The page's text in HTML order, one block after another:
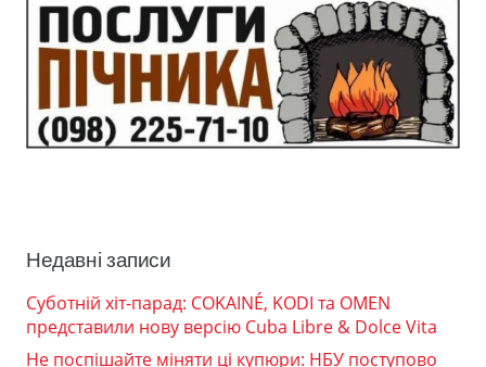
Недавні записи
Суботній хіт-парад: COKAINÉ, KODI та OMEN
представили нову версію Cuba Libre & Dolce Vita
Не поспішайте міняти ці купюри: НБУ поступово